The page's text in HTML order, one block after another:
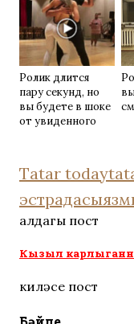
Ролик длится
пару секунд, но
вы будете в шоке
от увиденного
Tatar today
эстрадасы
алдагы пост
Кызыл
киләсе пост